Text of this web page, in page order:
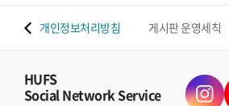
개인정보처리방침 게시판 운영세칙
HUFS
Social Network Service